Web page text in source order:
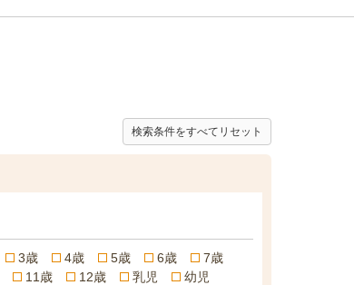
検索条件をすべてリセット
3歳 4歳 5歳 6歳
7歳
11歳 12歳 乳児
幼児